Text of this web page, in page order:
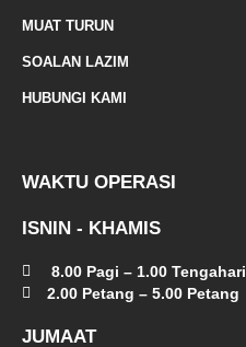
MUAT TURUN
SOALAN LAZIM
HUBUNGI KAMI
WAKTU OPERASI
ISNIN - KHAMIS
8.00 Pagi – 1.00 Tengahari
2.00 Petang – 5.00 Petang
JUMAAT